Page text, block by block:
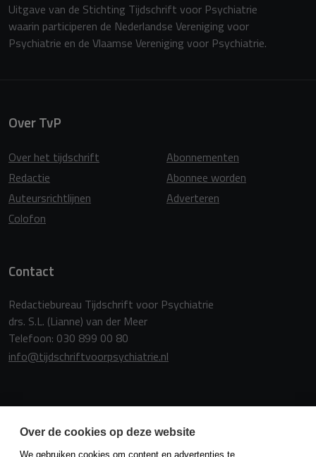
Uitgave van de Stichting Tijdschrift voor Psychiatrie
waarin participeren de Nederlandse Vereniging voor
Psychiatrie en de Vlaamse Vereniging voor Psychiatrie.
Over TvP
Over het tijdschrift
Redactie
Auteursrichtlijnen
Colofon
Abonnementen
Abonnee worden
Adverteren
Contact
Redactiebureau Tijdschrift voor Psychiatrie
drs. S.L. (Lianne) van der Meer
Telefoon: 030 899 00 80
info@tijdschriftvoorpsychiatrie.nl
Copyright
Over de cookies op deze website
We gebruiken cookies om content en advertenties te